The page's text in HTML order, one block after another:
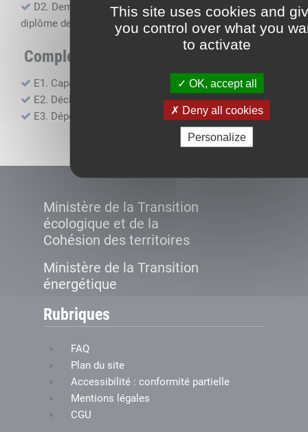
This site uses cookies and
you control over what you
to activate
OK, accept all
Deny all cookies
Personalize
D2. Demande de certificat attestant l'obtention du
diplôme de capacité professionnelle
Compléments, suivi financier
E1. Capacité financière
E2. Déclaration de sous-traitance
E3. Dépôt des comptes annuels
Ministère de la Transition
écologique et de la
Cohésion des territoires
Ministère de la Transition
énergétique
Rubriques
FAQ
Plan du site
Accessibilité : conformité partielle
Mentions légales
CGU